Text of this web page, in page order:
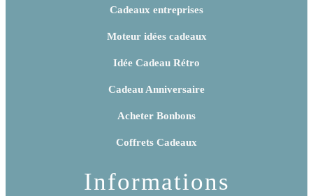
Cadeaux entreprises
Moteur idées cadeaux
Idée Cadeau Rétro
Cadeau Anniversaire
Acheter Bonbons
Coffrets Cadeaux
Informations